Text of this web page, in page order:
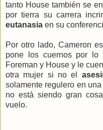
tanto House también se
por tierra su carrera
eutanasia en su
Por otro lado, Cameron
pone los cuernos por lo
Foreman y House y le
otra mujer si no el
solamente regulero en
no está siendo gran
vuelo.